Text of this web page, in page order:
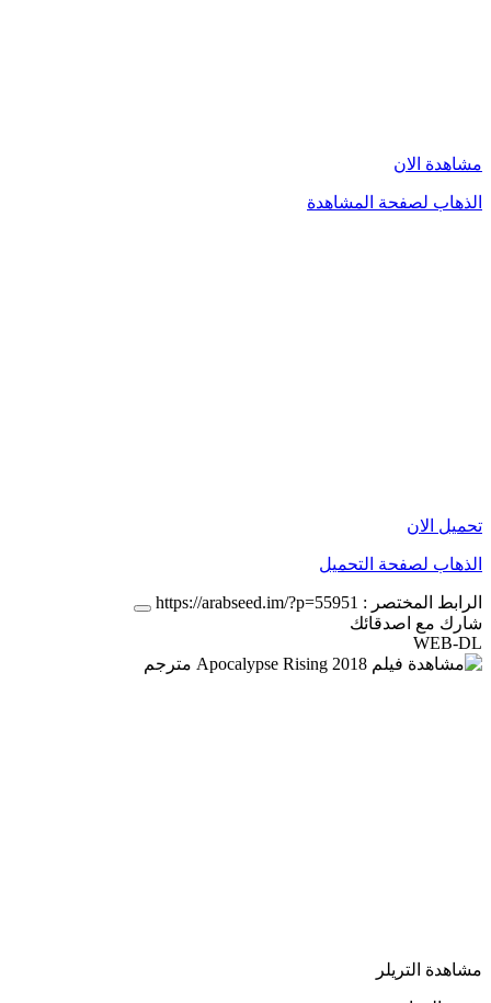
مشاهدة الان
الذهاب لصفحة المشاهدة
تحميل الان
الذهاب لصفحة التحميل
الرابط المختصر : https://arabseed.im/?p=55951
شارك مع اصدقائك
WEB-DL
مشاهدة التريلر